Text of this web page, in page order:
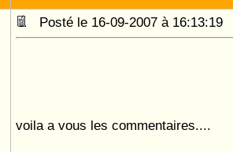
Posté le 16-09-2007 à
voila a vous les commentaires....